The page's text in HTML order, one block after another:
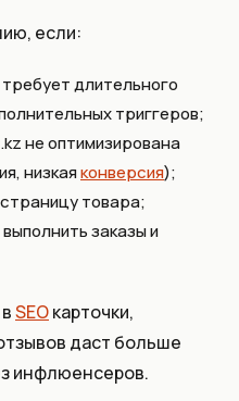
если:
длительного
триггеров;
не оптимизирована
низкаяконверсия);
товара;
заказы и
SEOкарточки,
даст больше
инфлюенсеров.